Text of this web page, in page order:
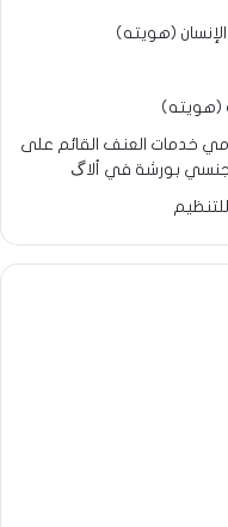
(هويته)
(هويته)
مقدمي خدمات العنف القائم على
الجنسي بورشة في ألاگ